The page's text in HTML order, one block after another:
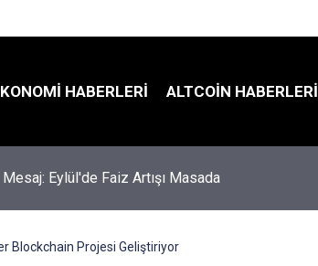
HABERLERI ALTCOIN HABERLERI
Eylül'de Faiz Artışı Masada
Blockchain Projesi Geliştiriyor